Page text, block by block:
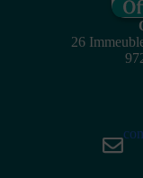
26